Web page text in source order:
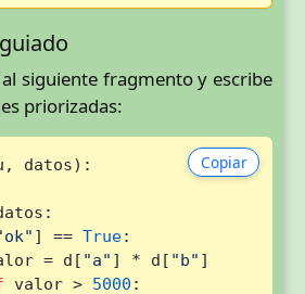
siguiente fragmento y escribe
priorizadas:
Copiar
datos):
] == True:
= d[
"a" ] * d[ "b" ]
valor > 5000 :